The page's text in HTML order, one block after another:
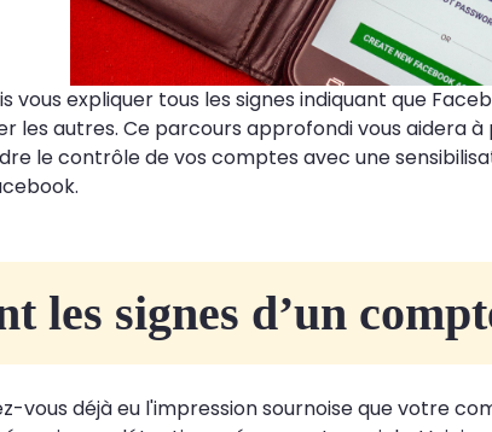
vous expliquer tous les signes indiquant que
les autres. Ce parcours approfondi vous aidera
le contrôle de vos comptes avec une
les signes d’un
vous déjà eu l'impression sournoise que votre